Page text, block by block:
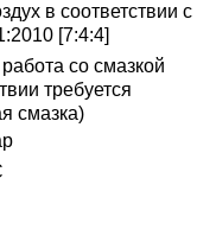
в соответствии с
[7:4:4]
со смазкой
требуется
смазка)